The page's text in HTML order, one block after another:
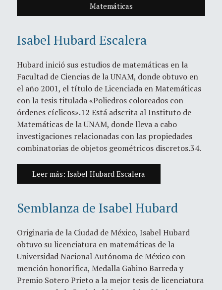
Matemáticas
Isabel Hubard Escalera
Hubard inició sus estudios de matemáticas en la
Facultad de Ciencias de la UNAM, donde obtuvo en
el año 2001, el título de Licenciada en Matemáticas
con la tesis titulada «Poliedros coloreados con
órdenes cíclicos».1​2​ Está adscrita al Instituto de
Matemáticas de la UNAM, donde lleva a cabo
investigaciones relacionadas con las propiedades
combinatorias de objetos geométricos discretos.3​4​.
Leer más: Isabel Hubard Escalera
Semblanza de Isabel Hubard
Originaria de la Ciudad de México, Isabel Hubard
obtuvo su licenciatura en matemáticas de la
Universidad Nacional Autónoma de México con
mención honorífica, Medalla Gabino Barreda y
Premio Sotero Prieto a la mejor tesis de licenciatura